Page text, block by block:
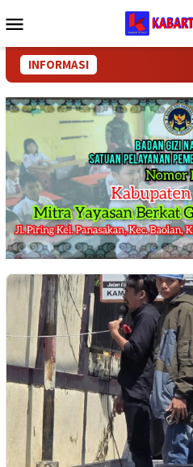
ke
Mobile
INFORMASI